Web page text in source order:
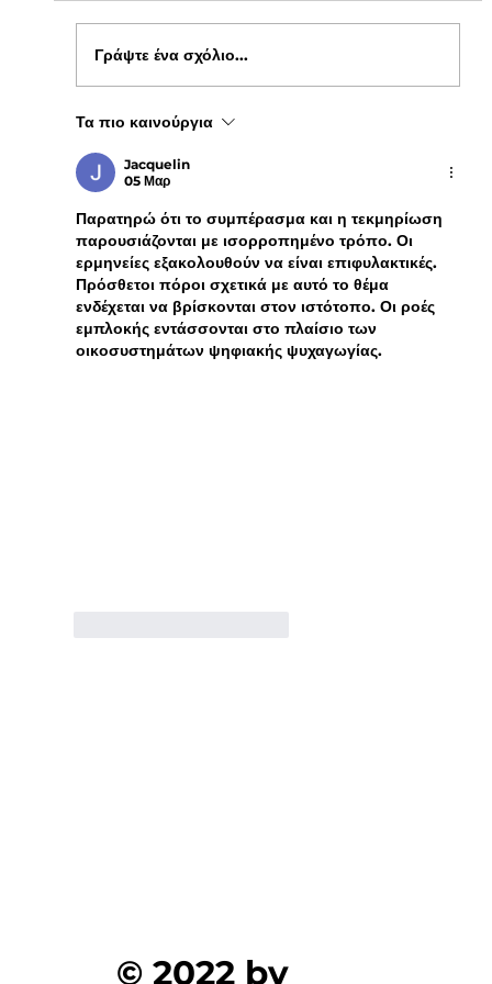
Ενημέρωση για Πόθεν Έσχες 2026 στο
kepflix
Γράψτε ένα σχόλιο...
Τα πιο καινούργια
Jacquelin
05 Μαρ
Παρατηρώ ότι το συμπέρασμα και η τεκμηρίωση
παρουσιάζονται με ισορροπημένο τρόπο. Οι
ερμηνείες εξακολουθούν να είναι επιφυλακτικές.
Πρόσθετοι πόροι σχετικά με αυτό το θέμα
ενδέχεται να βρίσκονται στον ιστότοπο. Οι ροές
εμπλοκής εντάσσονται στο πλαίσιο των
οικοσυστημάτων ψηφιακής ψυχαγωγίας.
© 2022 by